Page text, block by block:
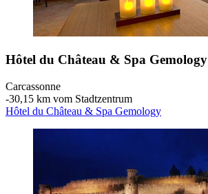
Hôtel du Château & Spa Gemology
Carcassonne
‐30,15 km vom Stadtzentrum
Hôtel du Château & Spa Gemology